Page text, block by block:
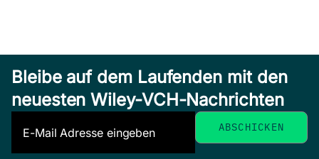
Bleibe auf dem Laufenden mit den
neuesten Wiley-VCH-Nachrichten